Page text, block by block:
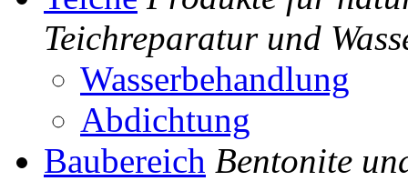
Teichreparatur und
Wasserbehandlung
Abdichtung
Baubereich Bentonite